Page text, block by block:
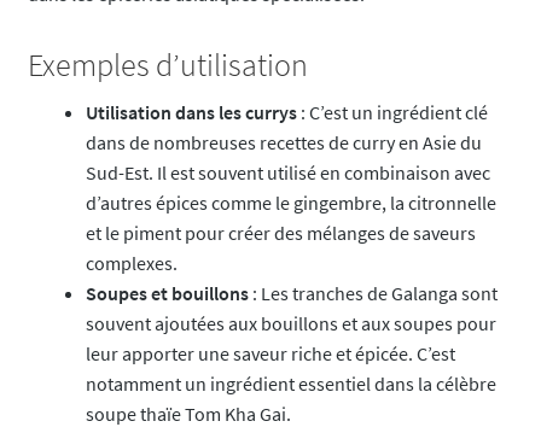
Exemples d’utilisation
Utilisation dans les currys: C’est un ingrédient clé
dans de nombreuses recettes de curry en Asie du
Sud-Est. Il est souvent utilisé en combinaison avec
d’autres épices comme le gingembre, la citronnelle
et le piment pour créer des mélanges de saveurs
complexes.
Soupes et bouillons: Les tranches de Galanga sont
souvent ajoutées aux bouillons et aux soupes pour
leur apporter une saveur riche et épicée. C’est
notamment un ingrédient essentiel dans la célèbre
soupe thaïe Tom Kha Gai.